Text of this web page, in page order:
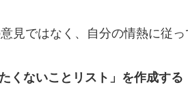
見ではなく、自分の情熱に従
くないことリスト」を作成する